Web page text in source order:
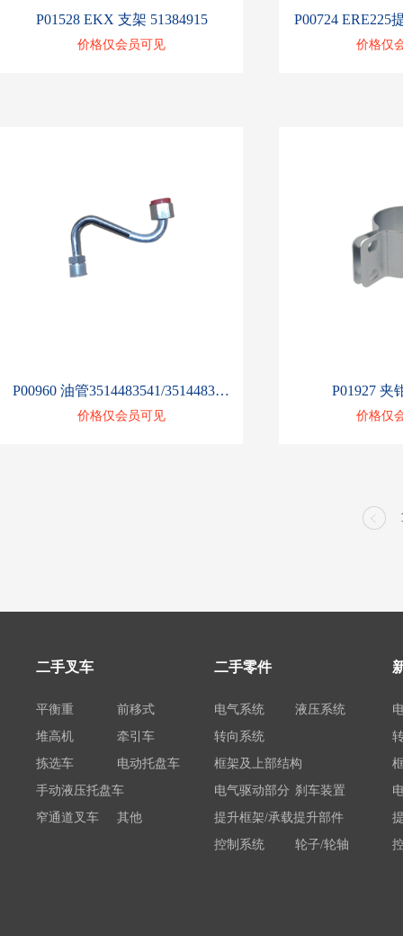
P01528 EKX 支架 51384915
价格仅会员可见
P00724 ERE225
价格仅
P00960 油管3514483541/3514483541/3354413253/3354413212/3354413202/3354413254
价格仅会员可见
P01927 夹
价格仅
二手叉车
平衡重
前移式
堆高机
牵引车
拣选车
电动托盘车
手动液压托盘车
窄通道叉车
其他
二手零件
电气系统
液压系统
转向系统
框架及上部结构
电气驱动部分 刹车装置
提升框架/承载提升部件
控制系统
轮子/轮轴